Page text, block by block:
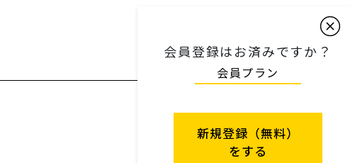
会員登録はお済みですか？
会員プラン
新規登録（無料）
をする